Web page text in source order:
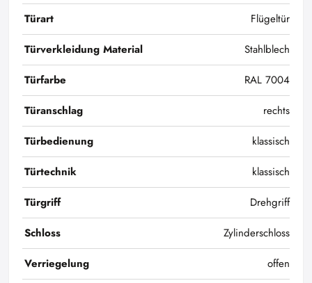
Türart
Flügeltür
Türverkleidung Material
Stahlblech
Türfarbe
RAL 7004
Türanschlag
rechts
Türbedienung
klassisch
Türtechnik
klassisch
Türgriff
Drehgriff
Schloss
Zylinderschloss
Verriegelung
offen